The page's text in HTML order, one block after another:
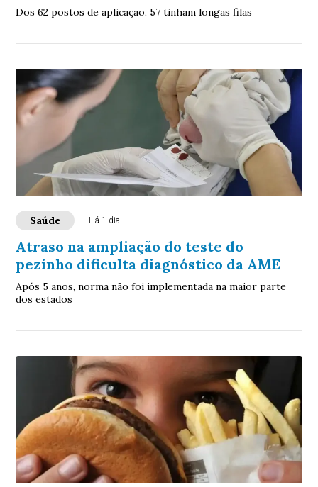
Dos 62 postos de aplicação, 57 tinham longas filas
Saúde Há 1 dia
Atraso na ampliação do teste do
pezinho dificulta diagnóstico da AME
Após 5 anos, norma não foi implementada na maior parte
dos estados